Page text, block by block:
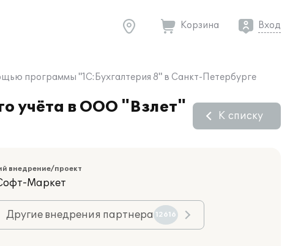
Корзина Вход
программы "1С:Бухгалтерия 8" в Санкт-Петербурге
учёта в ООО "Взлет"
К списку
внедрение/проект
Маркет
Другие внедрения партнера 12616